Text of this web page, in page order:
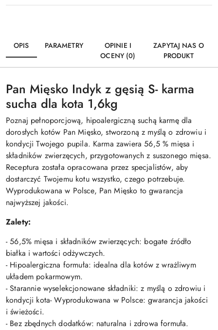
OPIS PARAMETRY
OPINIE I
OCENY (0)
ZAPYTAJ NAS O
PRODUKT
Pan Mięsko Indyk z gęsią S- karma
sucha dla kota 1,6kg
Poznaj pełnoporcjową, hipoalergiczną suchą karmę dla
dorosłych kotów Pan Mięsko, stworzoną z myślą o zdrowiu i
kondycji Twojego pupila. Karma zawiera 56,5 % mięsa i
składników zwierzęcych, przygotowanych z suszonego mięsa.
Receptura została opracowana przez specjalistów, aby
dostarczyć Twojemu kotu wszystko, czego potrzebuje.
Wyprodukowana w Polsce, Pan Mięsko to gwarancja
najwyższej jakości.
Zalety:
- 56,5% mięsa i składników zwierzęcych: bogate źródło
białka i wartości odżywczych.
- Hipoalergiczna formuła: idealna dla kotów z wrażliwym
układem pokarmowym.
- Starannie wyselekcjonowane składniki: z myślą o zdrowiu i
kondycji kota- Wyprodukowana w Polsce: gwarancja jakości
i świeżości.
- Bez zbędnych dodatków: naturalna i zdrowa formuła.